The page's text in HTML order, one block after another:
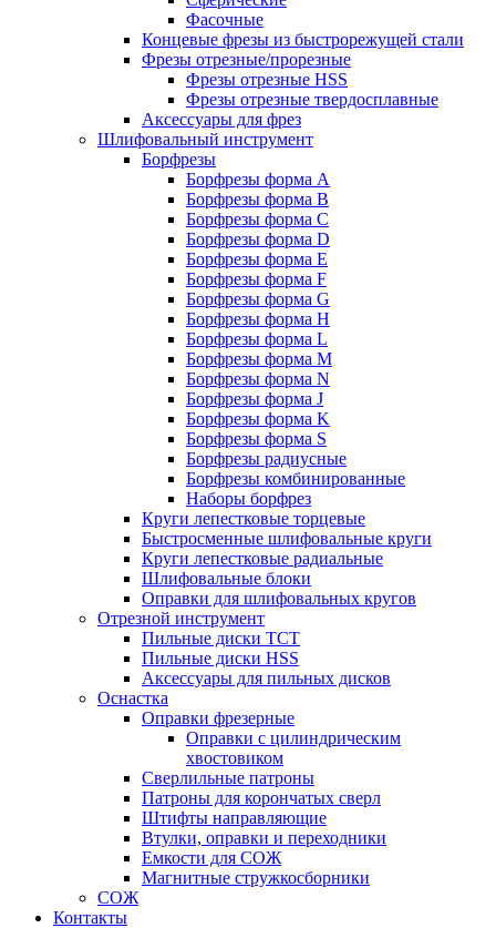
Фасочные
Концевые фрезы из быстрорежущей стали
Фрезы отрезные/прорезные
Фрезы отрезные HSS
Фрезы отрезные твердосплавные
Аксессуары для фрез
Шлифовальный инструмент
Борфрезы
Борфрезы форма A
Борфрезы форма B
Борфрезы форма C
Борфрезы форма D
Борфрезы форма E
Борфрезы форма F
Борфрезы форма G
Борфрезы форма H
Борфрезы форма L
Борфрезы форма M
Борфрезы форма N
Борфрезы форма J
Борфрезы форма K
Борфрезы форма S
Борфрезы радиусные
Борфрезы комбинированные
Наборы борфрез
Круги лепестковые торцевые
Быстросменные шлифовальные круги
Круги лепестковые радиальные
Шлифовальные блоки
Оправки для шлифовальных кругов
Отрезной инструмент
Пильные диски ТСТ
Пильные диски HSS
Аксессуары для пильных дисков
Оснастка
Оправки фрезерные
Оправки с цилиндрическим
хвостовиком
Сверлильные патроны
Патроны для корончатых сверл
Штифты направляющие
Втулки, оправки и переходники
Емкости для СОЖ
Магнитные стружкосборники
СОЖ
Контакты